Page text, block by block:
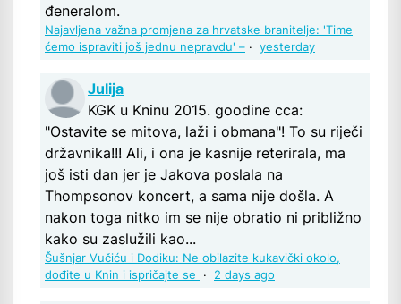
đeneralom.
Najavljena važna promjena za hrvatske branitelje: 'Time
ćemo ispraviti još jednu nepravdu' – · yesterday
Julija
KGK u Kninu 2015. goodine cca:
"Ostavite se mitova, laži i obmana"! To su riječi
državnika!!! Ali, i ona je kasnije reterirala, ma
još isti dan jer je Jakova poslala na
Thompsonov koncert, a sama nije došla. A
nakon toga nitko im se nije obratio ni približno
kako su zaslužili kao...
Šušnjar Vučiću i Dodiku: Ne obilazite kukavički okolo,
dođite u Knin i ispričajte se
· 2 days ago